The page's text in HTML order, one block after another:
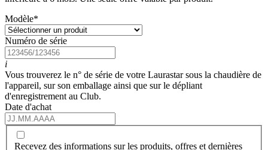
Modèle*
Numéro de série
i
Vous trouverez le n° de série de votre Laurastar sous la chaudière de
l'appareil, sur son emballage ainsi que sur le dépliant
d'enregistrement au Club.
Date d'achat
Recevez des informations sur les produits, offres et dernières